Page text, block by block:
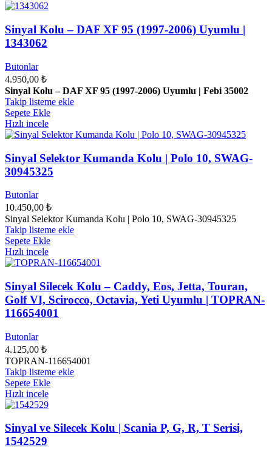
Sinyal Kolu – DAF XF 95 (1997-2006) Uyumlu |
1343062
Butonlar
4.950,00 ₺
Sinyal Kolu – DAF XF 95 (1997-2006) Uyumlu | Febi 35002
Takip listeme ekle
Sepete Ekle
Hızlı incele
Sinyal Selektor Kumanda Kolu | Polo 10, SWAG-
30945325
Butonlar
10.450,00 ₺
Sinyal Selektor Kumanda Kolu | Polo 10, SWAG-30945325
Takip listeme ekle
Sepete Ekle
Hızlı incele
Sinyal Silecek Kolu – Caddy, Eos, Jetta, Touran,
Golf VI, Scirocco, Octavia, Yeti Uyumlu | TOPRAN-
116654001
Butonlar
4.125,00 ₺
TOPRAN-116654001
Takip listeme ekle
Sepete Ekle
Hızlı incele
Sinyal ve Silecek Kolu | Scania P, G, R, T Serisi,
1542529